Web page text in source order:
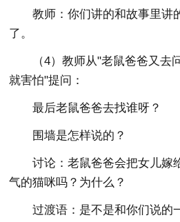
教师：你们讲的和故事里讲
了。
（4）教师从"老鼠爸爸又
就害怕"提问：
最后老鼠爸爸去找谁呀？
围墙是怎样说的？
讨论：老鼠爸爸会把女儿嫁
气的猫咪吗？为什么？
过渡语：是不是和你们说的